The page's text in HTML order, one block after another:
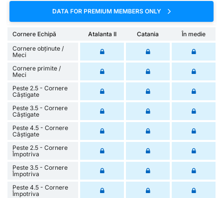
DATA FOR PREMIUM MEMBERS ONLY
Cornere Echipă Atalanta II Catania
În medie
Cornere obținute /
Meci
Cornere primite /
Meci
Peste 2.5 - Cornere
Câștigate
Peste 3.5 - Cornere
Câștigate
Peste 4.5 - Cornere
Câștigate
Peste 2.5 - Cornere
Împotriva
Peste 3.5 - Cornere
Împotriva
Peste 4.5 - Cornere
Împotriva